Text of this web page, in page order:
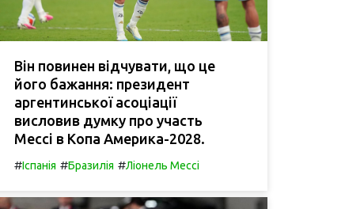
Він повинен відчувати, що це
його бажання: президент
аргентинської асоціації
висловив думку про участь
Мессі в Копа Америка-2028.
#Іспанія #Бразилія #Ліонель Мессі